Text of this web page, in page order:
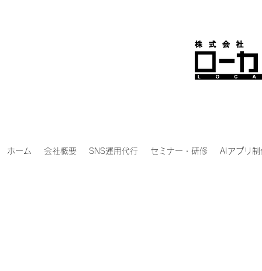
ホーム 会社概要 SNS運用代行 セミナー・研修 AIアプリ制